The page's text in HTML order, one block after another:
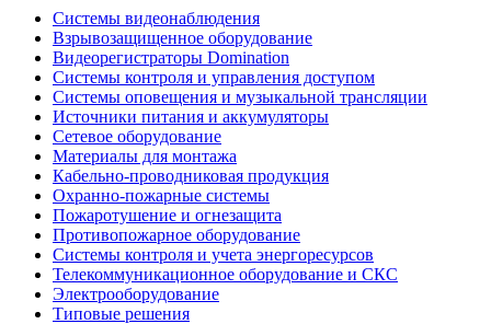
Системы видеонаблюдения
Взрывозащищенное оборудование
Видеорегистраторы Domination
Системы контроля и управления доступом
Системы оповещения и музыкальной трансляции
Источники питания и аккумуляторы
Сетевое оборудование
Материалы для монтажа
Кабельно-проводниковая продукция
Охранно-пожарные системы
Пожаротушение и огнезащита
Противопожарное оборудование
Системы контроля и учета энергоресурсов
Телекоммуникационное оборудование и СКС
Электрооборудование
Типовые решения